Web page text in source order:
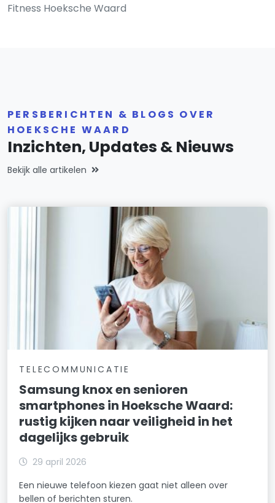
Fitness Hoeksche Waard
PERSBERICHTEN & BLOGS OVER
HOEKSCHE WAARD
Inzichten, Updates & Nieuws
Bekijk alle artikelen
TELECOMMUNICATIE
Samsung knox en senioren
smartphones in Hoeksche Waard:
rustig kijken naar veiligheid in het
dagelijks gebruik
29 april 2026
Een nieuwe telefoon kiezen gaat niet alleen over
bellen of berichten sturen.